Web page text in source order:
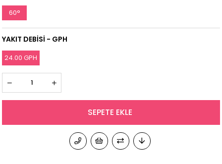
60°
YAKIT DEBİSİ - GPH
24.00 GPH